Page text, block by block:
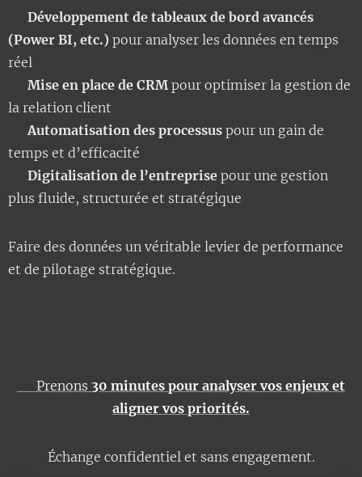
Développement de tableaux de bord avancés
(Power BI, etc.) pour analyser les données en temps
réel
Mise en place de CRMpour optimiser la gestion de
la relation client
✅Automatisation des processus pour un gain de
temps et d’efficacité
Digitalisation de l’entreprise pour une gestion
plus fluide, structurée et stratégique
Faire des données un véritable levier de performance
et de pilotage stratégique.
➡️ Prenons 30 minutes pour analyser vos enjeux et
aligner vos priorités.
Échange confidentiel et sans engagement.